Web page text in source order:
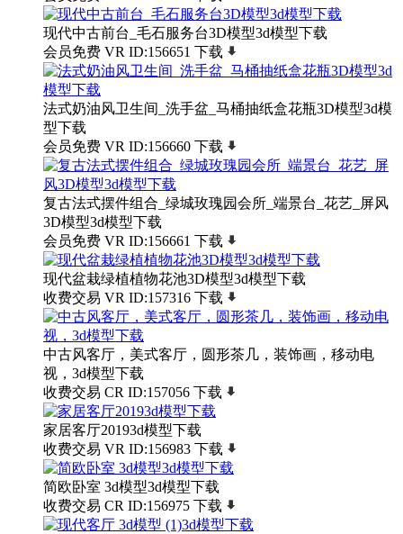
现代中古前台_毛石服务台3D模型3d模型下载
会员免费 VR ID:156651 下载
法式奶油风卫生间_洗手盆_马桶抽纸盒花瓶3D模型3d模
型下载
会员免费 VR ID:156660 下载
复古法式摆件组合_绿城玫瑰园会所_端景台_花艺_屏风
3D模型3d模型下载
会员免费 VR ID:156661 下载
现代盆栽绿植植物花池3D模型3d模型下载
收费交易 VR ID:157316 下载
中古风客厅，美式客厅，圆形茶几，装饰画，移动电
视，3d模型下载
收费交易 CR ID:157056 下载
家居客厅20193d模型下载
收费交易 VR ID:156983 下载
简欧卧室 3d模型3d模型下载
收费交易 CR ID:156975 下载